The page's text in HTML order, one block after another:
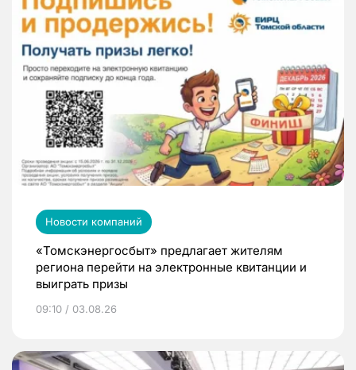
Новости компаний
«Томскэнергосбыт» предлагает жителям
региона перейти на электронные квитанции и
выиграть призы
09:10 / 03.08.26